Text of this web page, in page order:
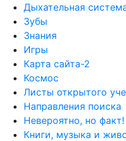
Дыхательная
Зубы
Знания
Игры
Карта сайта-2
Космос
Листы открытого
Направления поиска
Невероятно, но факт!
Книги, музыка и